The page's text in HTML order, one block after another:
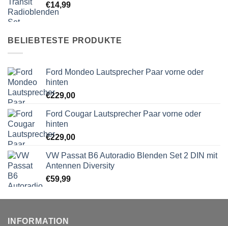
€14,99
BELIEBTESTE PRODUKTE
Ford Mondeo Lautsprecher Paar vorne oder
hinten
€229,00
Ford Cougar Lautsprecher Paar vorne oder
hinten
€229,00
VW Passat B6 Autoradio Blenden Set 2 DIN mit
Antennen Diversity
€59,99
INFORMATION